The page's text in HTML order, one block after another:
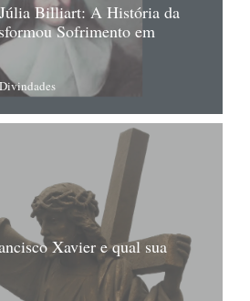
Billiart: A História da
Sofrimento em
Xavier e qual sua